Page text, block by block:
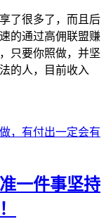
了很多了，而且后
的通过高佣联盟赚
只要你照做，并坚
的人，目前收入
一件事坚持